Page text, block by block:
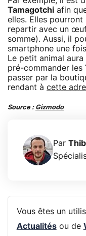
Tamagotchi afin
elles. Elles
repartir avec un
somme). Aussi, il
smartphone une
Le petit animal
pré-commander les
passer par la
rendant à cette
Source : Gizmodo
Par
Vous êtes un
Actualitésou de